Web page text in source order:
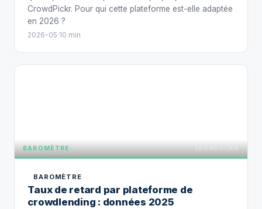
CrowdPickr. Pour qui cette plateforme est-elle adaptée
en 2026 ?
2026-05·10 min
BAROMÈTRE CROWDPICKR
BAROMÈTRE
Taux de retard par plateforme de
crowdlending : données 2025